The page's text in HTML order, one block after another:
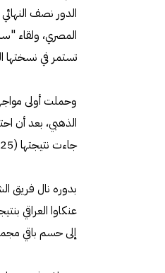
الدور نصف
المصري، ولقاء
تستمر في نسختها السابعة
وحملت أولى
جاءت نتيجتها (25-9 و25-8 و25-8).
بدوره نال فريق
إلى حسم باقي مجموعات